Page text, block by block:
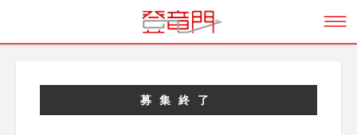
募集終了